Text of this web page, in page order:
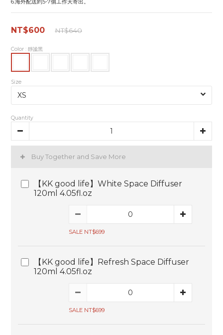
6.海外配送約5-7個工作天寄出。
NT$600 NT$640
Color : 靜謐黑
Size
Quantity
Buy Together and Save More
【KK good life】White Space Diffuser
120ml 4.05fl.oz
SALE NT$699
【KK good life】Refresh Space Diffuser
120ml 4.05fl.oz
SALE NT$699